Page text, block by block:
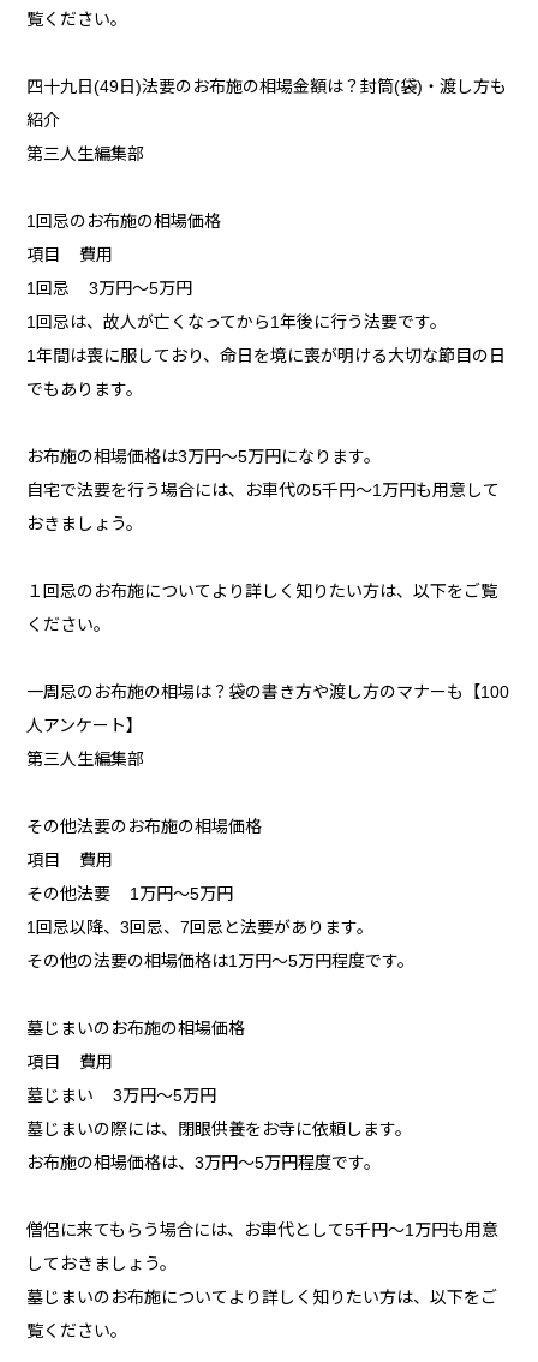
覧ください。
四十九日(49日)法要のお布施の相場金額は？封筒(袋)・渡し方も
紹介
第三人生編集部
1回忌のお布施の相場価格
項目 費用
1回忌 3万円～5万円
1回忌は、故人が亡くなってから1年後に行う法要です。
1年間は喪に服しており、命日を境に喪が明ける大切な節目の日
でもあります。
お布施の相場価格は3万円～5万円になります。
自宅で法要を行う場合には、お車代の5千円～1万円も用意して
おきましょう。
１回忌のお布施についてより詳しく知りたい方は、以下をご覧
ください。
一周忌のお布施の相場は？袋の書き方や渡し方のマナーも【100
人アンケート】
第三人生編集部
その他法要のお布施の相場価格
項目 費用
その他法要 1万円～5万円
1回忌以降、3回忌、7回忌と法要があります。
その他の法要の相場価格は1万円～5万円程度です。
墓じまいのお布施の相場価格
項目 費用
墓じまい 3万円～5万円
墓じまいの際には、閉眼供養をお寺に依頼します。
お布施の相場価格は、3万円～5万円程度です。
僧侶に来てもらう場合には、お車代として5千円～1万円も用意
しておきましょう。
墓じまいのお布施についてより詳しく知りたい方は、以下をご
覧ください。